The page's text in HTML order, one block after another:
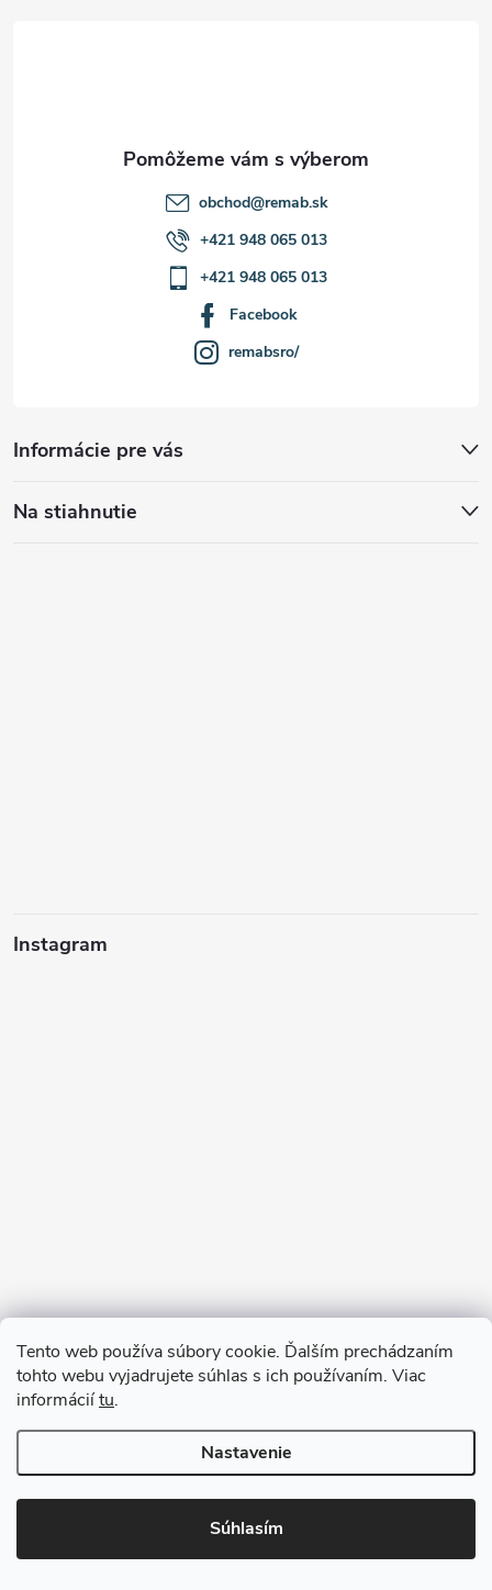
Tento web používa súbory cookie. Ďalším prechádzaním
tohto webu vyjadrujete súhlas s ich používaním. Viac
informáciítu.
Nastavenie
Súhlasím
Informácie pre vás
Na stiahnutie
Instagram
Sledovať na Instagrame
obchod@remab.sk
+421 948 065 013
+421 948 065 013
Facebook
remabsro/
Copyright 2026remab.sk. Všetky práva vyhradené.